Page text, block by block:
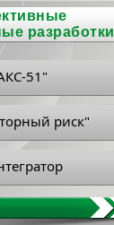
разработки
51"
риск"